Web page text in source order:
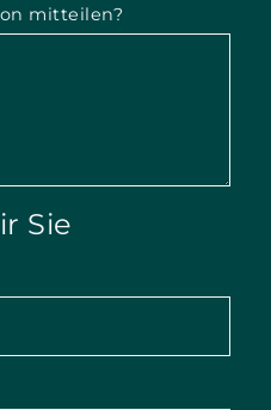
mitteilen?
Sie